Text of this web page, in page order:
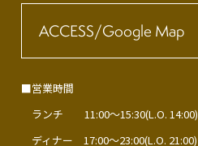
ACCESS/Google Map
■営業時間
ランチ 11:00～15:30(L.O. 14:00)
ディナー 17:00～23:00(L.O. 21:00)